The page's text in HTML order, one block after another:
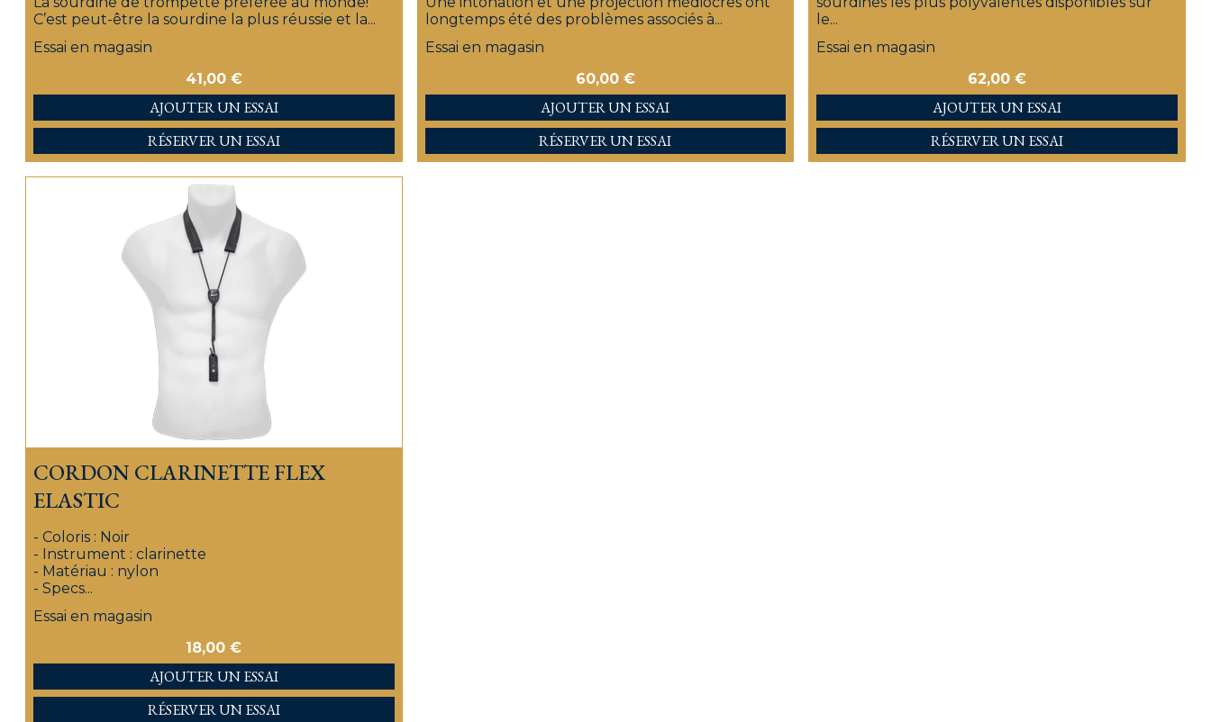
C’est peut-être la sourdine la plus réussie et la...
Essai en magasin
41,00 €
AJOUTER
RÉSERVER UN ESSAI
longtemps été des problèmes associés à...
Essai en magasin
60,00 €
AJOUTER
RÉSERVER UN ESSAI
le...
Essai en magasin
62,00 €
AJOUTER
RÉSERVER UN ESSAI
CORDON CLARINETTE FLEX
ELASTIC
- Coloris : Noir
- Instrument : clarinette
- Matériau : nylon
- Specs...
Essai en magasin
18,00 €
AJOUTER
RÉSERVER UN ESSAI